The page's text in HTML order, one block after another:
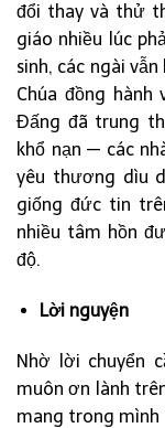
đổi thay và thử
giáo nhiều lúc
sinh, các ngài
Chúa đồng
Đấng đã trung
khổ nạn — các
yêu thương dìu
giống đức tin
nhiều tâm hồn
độ.
Lời nguyện
Nhờ lời chuyển
muôn ơn lành
mang trong